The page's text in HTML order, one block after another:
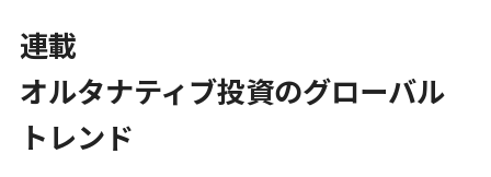
連載
オルタナティブ投資のグローバル
トレンド